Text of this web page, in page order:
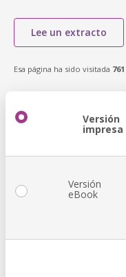
Lee un extracto
Esa página ha sido visitada 761
Versión
impresa
Versión
eBook